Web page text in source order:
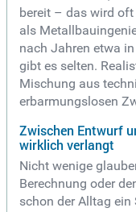
bereit – das wird oft
als
nach Jahren etwa
gibt es selten.
Mischung aus
erbarmungslosen
Zwischen Entwurf
wirklich verlangt
Nicht wenige
Berechnung oder
schon der Alltag ein